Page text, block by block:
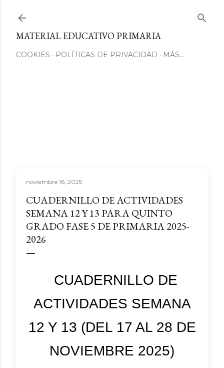
MATERIAL EDUCATIVO PRIMARIA
COOKIES POLÍTICAS DE PRIVACIDAD MÁS…
noviembre 16, 2025
CUADERNILLO DE ACTIVIDADES
SEMANA 12 Y 13 PARA QUINTO
GRADO FASE 5 DE PRIMARIA 2025-
2026
CUADERNILLO DE
ACTIVIDADES SEMANA
12 Y 13 (DEL 17 AL 28 DE
NOVIEMBRE 2025)